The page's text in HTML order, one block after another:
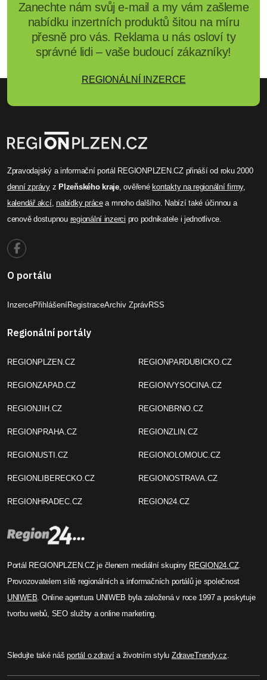
Zanechte nám svůj e-mail a my vám zašleme
nabídku inzertních produktů šitou na míru
přesně pro vás. Reklama u nás osloví ty
správné lidi – vaše budoucí zákazníky!
REGIONÁLNÍ INZERCE
Zpravodajský a informační portál REGIONPLZEN.CZ přináší od roku 2000
denní zprávyz Plzeňského kraje, ověřené kontakty na regionální firmy,
kalendář akcí,nabídky prácea mnoho dalšího. Nabízí také účinnou a
cenově dostupnou regionální inzerci pro podnikatele i jednotlivce.
O portálu
InzercePřihlášeníRegistraceArchiv ZprávRSS
Regionální portály
REGIONPLZEN.CZ
REGIONZAPAD.CZ
REGIONJIH.CZ
REGIONPRAHA.CZ
REGIONUSTI.CZ
REGIONLIBERECKO.CZ
REGIONHRADEC.CZ
REGIONPARDUBICKO.CZ
REGIONVYSOCINA.CZ
REGIONBRNO.CZ
REGIONZLIN.CZ
REGIONOLOMOUC.CZ
REGIONOSTRAVA.CZ
REGION24.CZ
Portál REGIONPLZEN.CZ je členem mediální skupiny REGION24.CZ.
Provozovatelem sítě regionálních a informačních portálů je společnost
UNIWEB. Online agentura UNIWEB byla založená v roce 1997 a poskytuje
tvorbu webů, SEO služby a online marketing.
Sledujte také nášportál o zdravía životním stylu ZdraveTrendy.cz.